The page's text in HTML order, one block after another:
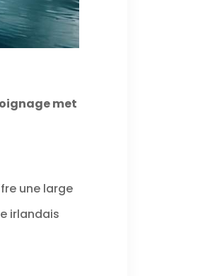
met
une large
irlandais